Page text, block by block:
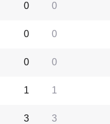
0
0
0
0
0
0
1
1
3
3